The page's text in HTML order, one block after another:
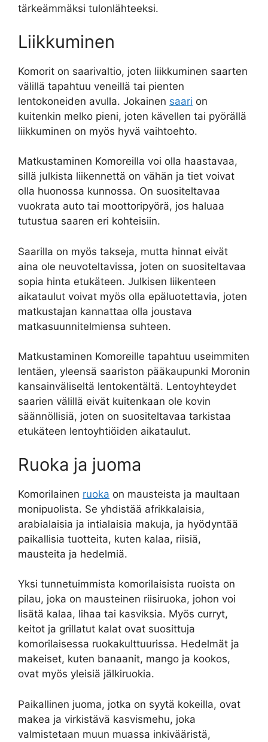
tärkeämmäksi tulonlähteeksi.
Liikkuminen
Komorit on saarivaltio, joten liikkuminen saarten
välillä tapahtuu veneillä tai pienten
lentokoneiden avulla. Jokainen saari on
kuitenkin melko pieni, joten kävellen tai pyörällä
liikkuminen on myös hyvä vaihtoehto.
Matkustaminen Komoreilla voi olla haastavaa,
sillä julkista liikennettä on vähän ja tiet voivat
olla huonossa kunnossa. On suositeltavaa
vuokrata auto tai moottoripyörä, jos haluaa
tutustua saaren eri kohteisiin.
Saarilla on myös takseja, mutta hinnat eivät
aina ole neuvoteltavissa, joten on suositeltavaa
sopia hinta etukäteen. Julkisen liikenteen
aikataulut voivat myös olla epäluotettavia, joten
matkustajan kannattaa olla joustava
matkasuunnitelmiensa suhteen.
Matkustaminen Komoreille tapahtuu useimmiten
lentäen, yleensä saariston pääkaupunki Moronin
kansainväliseltä lentokentältä. Lentoyhteydet
saarien välillä eivät kuitenkaan ole kovin
säännöllisiä, joten on suositeltavaa tarkistaa
etukäteen lentoyhtiöiden aikataulut.
Ruoka ja juoma
Komorilainen ruoka on mausteista ja maultaan
monipuolista. Se yhdistää afrikkalaisia,
arabialaisia ja intialaisia makuja, ja hyödyntää
paikallisia tuotteita, kuten kalaa, riisiä,
mausteita ja hedelmiä.
Yksi tunnetuimmista komorilaisista ruoista on
pilau, joka on mausteinen riisiruoka, johon voi
lisätä kalaa, lihaa tai kasviksia. Myös curryt,
keitot ja grillatut kalat ovat suosittuja
komorilaisessa ruokakulttuurissa. Hedelmät ja
makeiset, kuten banaanit, mango ja kookos,
ovat myös yleisiä jälkiruokia.
Paikallinen juoma, jotka on syytä kokeilla, ovat
makea ja virkistävä kasvismehu, joka
valmistetaan muun muassa inkivääristä,